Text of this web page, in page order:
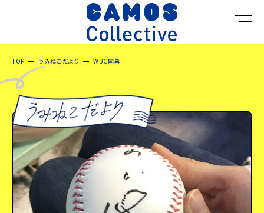
TOP うみねこだより WBC開幕